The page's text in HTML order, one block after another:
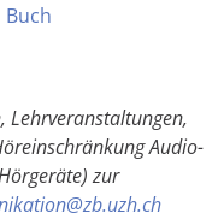
Lehrveranstaltungen,
Audio-
zur